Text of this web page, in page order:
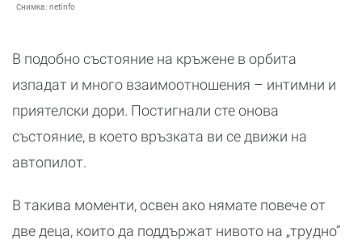
Снимка: netinfo
В подобно състояние на кръжене в орбита
изпадат и много взаимоотношения – интимни и
приятелски дори. Постигнали сте онова
състояние, в което връзката ви се движи на
автопилот.
В такива моменти, освен ако нямате повече от
две деца, които да поддържат нивото на „трудно”